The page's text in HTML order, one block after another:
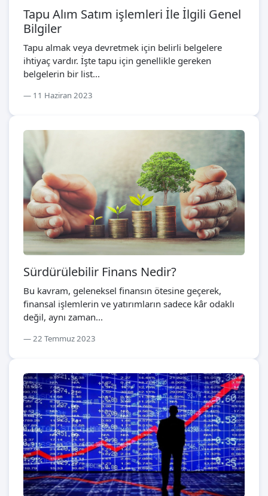
Tapu Alım Satım işlemleri İle İlgili Genel
Bilgiler
Tapu almak veya devretmek için belirli belgelere
ihtiyaç vardır. İşte tapu için genellikle gereken
belgelerin bir list...
11 Haziran 2023
Sürdürülebilir Finans Nedir?
Bu kavram, geleneksel finansın ötesine geçerek,
finansal işlemlerin ve yatırımların sadece kâr odaklı
değil, aynı zaman...
22 Temmuz 2023